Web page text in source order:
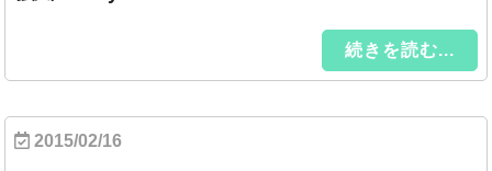
続きを読む...
2015/02/16